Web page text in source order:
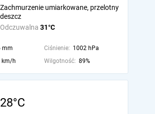
Odczuwalna 31°C
Zachmurzenie umiarkowane, przelotny
deszcz
mm Ciśnienie: 1002 hPa
km/h Wilgotność: 89%
28°C